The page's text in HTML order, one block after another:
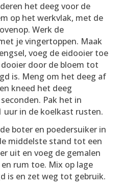
het deeg voor de
op het werkvlak, met de
Werk de
je vingertoppen. Maak
voeg de eidooier toe
door de bloem tot
is. Meng om het deeg af
kneed het deeg
Pak het in
uur in de koelkast rusten.
boter en poedersuiker in
middelste stand tot een
uit en voeg de gemalen
rum toe. Mix op lage
is en zet weg tot gebruik.